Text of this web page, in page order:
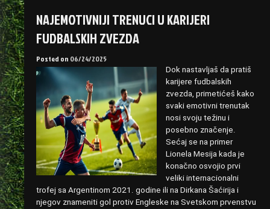
NAJEMOTIVNIJI TRENUCI U KARIJERI
FUDBALSKIH ZVEZDA
Posted on 06/24/2025
Dok nastavljaš da pratiš
karijere fudbalskih
zvezda, primetićeš kako
svaki emotivni trenutak
nosi svoju težinu i
posebno značenje.
Sećaj se na primer
Lionela Mesija kada je
konačno osvojio prvi
veliki internacionalni
trofej sa Argentinom 2021. godine ili na Dirkana Šaćirija i
njegov znameniti gol protiv Engleske na Svetskom prvenstvu